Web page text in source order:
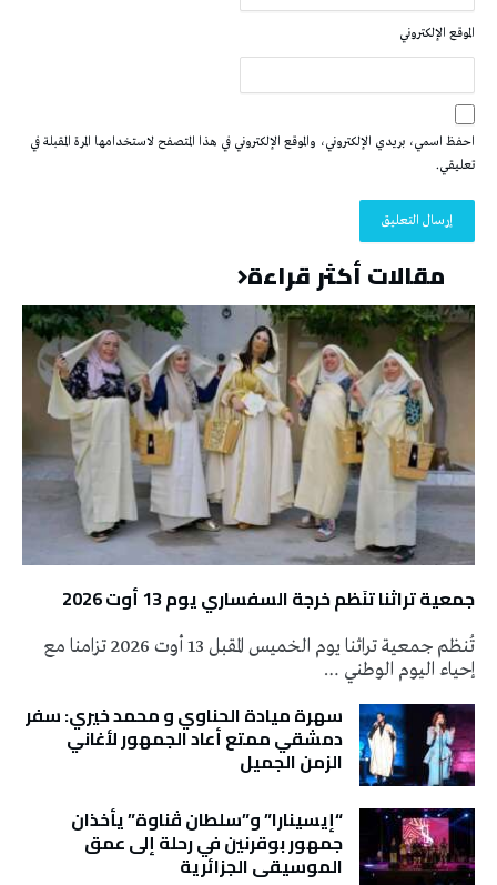
الموقع الإلكتروني
احفظ اسمي، بريدي الإلكتروني، والموقع الإلكتروني في هذا المتصفح لاستخدامها المرة المقبلة في
تعليقي.
مقالات أكثر قراءة
جمعية تراثنا تنَظم خرجة السفساري يوم 13 أوت 2026
تُنظم جمعية تراثنا يوم الخميس المقبل 13 أوت 2026 تزامنا مع
إحياء اليوم الوطني …
سهرة ميادة الحناوي و محمد خيري: سفر
دمشقي ممتع أعاد الجمهور لأغاني
الزمن الجميل
“إيسينارا” و”سلطان ڤناوة” يأخذان
جمهور بوقرنين في رحلة إلى عمق
الموسيقى الجزائرية